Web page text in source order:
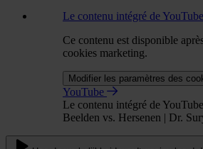
Le contenu intégré de
Ce contenu est disponible
cookies marketing.
Modifier les paramètres des
YouTube
Le contenu intégré de
Beelden vs. Hersenen | Dr.